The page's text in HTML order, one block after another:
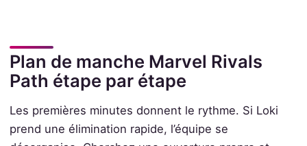
Plan de manche Marvel Rivals
Path étape par étape
Les premières minutes donnent le rythme. Si Loki
prend une élimination rapide, l’équipe se